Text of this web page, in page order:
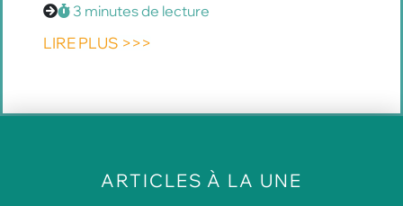
3 minutes de lecture
LIRE PLUS >>>
ARTICLES À LA UNE